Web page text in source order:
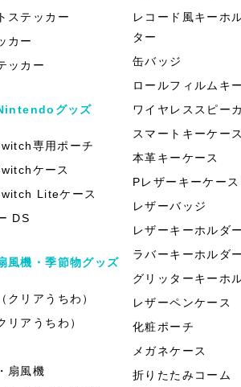
ステッカー
カー
ッカー
グッズ
専用ポーチ
ケース
Liteケース
DS
風機・季節物グッズ
クリアうちわ）
リアうちわ）
扇風機
レコード風キーホ
ター
缶バッジ
ロールフィルムキ
ワイヤレススピー
スマートキーケース
本革キーケース
Pレザーキーケース
レザーバッジ
レザーキーホルダー
ラバーキーホルダー
グリッターキーホ
レザーペンケース
化粧ポーチ
メガネケース
折りたたみコーム